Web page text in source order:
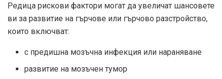
Редица рискови фактори могат да увеличат шансовете
ви за развитие на гърчове или гърчово разстройство,
които включват:
с предишна мозъчна инфекция или нараняване
развитие на мозъчен тумор